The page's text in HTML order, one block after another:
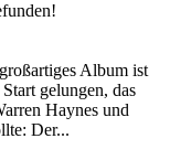
Album ist
gelungen, das
Haynes und
Der...